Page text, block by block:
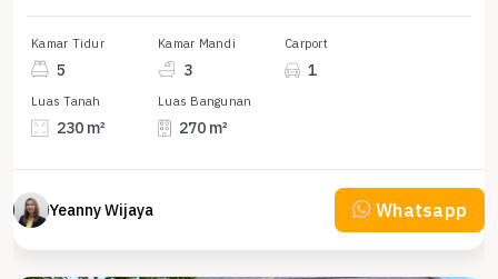
Kamar Tidur
5
Kamar Mandi
3
Carport
1
Luas Tanah
230 m²
Luas Bangunan
270 m²
Yeanny Wijaya Whatsapp